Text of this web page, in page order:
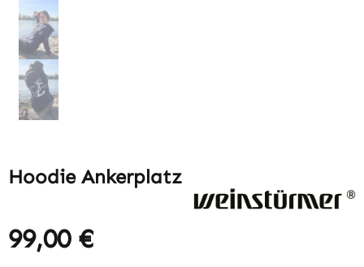
Hoodie Ankerplatz
Regulärer Preis:
99,00 €